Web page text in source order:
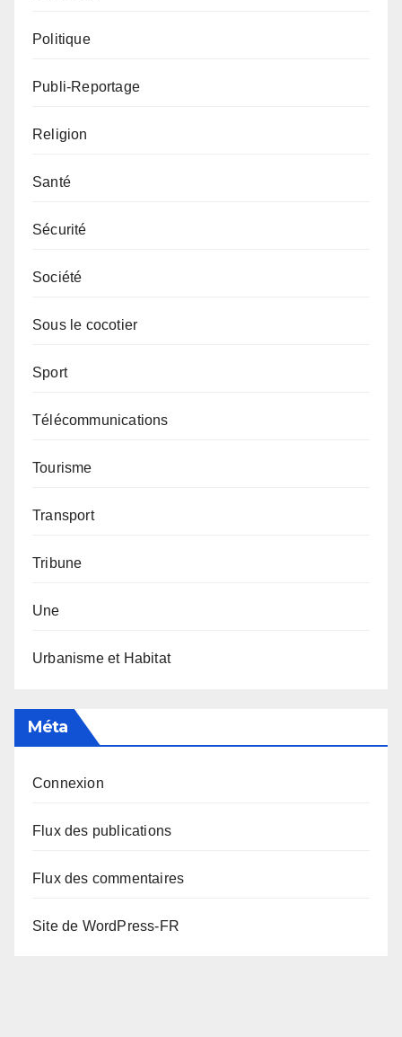
Politique
Publi-Reportage
Religion
Santé
Sécurité
Société
Sous le cocotier
Sport
Télécommunications
Tourisme
Transport
Tribune
Une
Urbanisme et Habitat
Méta
Connexion
Flux des publications
Flux des commentaires
Site de WordPress-FR